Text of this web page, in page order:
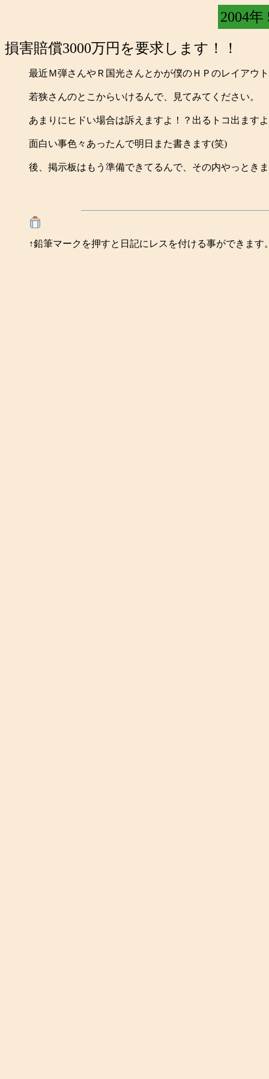
2004年
損害賠償3000万円を要求します！！
最近Ｍ弾さんやＲ国光さんとかが僕のＨＰのレイアウ
若狭さんのとこからいけるんで、見てみてください。
あまりにヒドい場合は訴えますよ！？出るトコ出ます
面白い事色々あったんで明日また書きます(笑)
後、掲示板はもう準備できてるんで、その内やっとき
↑鉛筆マークを押すと日記にレスを付ける事ができます